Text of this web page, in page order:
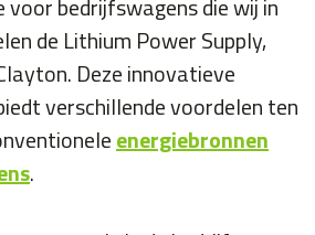
bedrijfswagens die wij in
de Lithium Power Supply,
Deze innovatieve
verschillende voordelen ten
energiebronnen
.